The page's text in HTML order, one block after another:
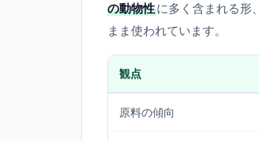
の動物性に多く含まれる形
まま使われています。
観点
原料の傾向